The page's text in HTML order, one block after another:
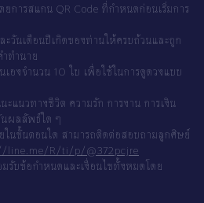
ยการสแกน QR Code ที่กำหนดก่อนเริ่มการ
วันเดือนปีเกิดของท่านให้ครบถ้วนและถูก
ทำนาย
องจำนวน 10 ใบ เพื่อใช้ในการดูดวงแบบ
ะแนวทางชีวิต ความรัก การงาน การเงิน
นผลลัพธ์ใด ๆ
นขั้นตอนใด สามารถติดต่อสอบถามลูกศิษย์
line.me/R/ti/p/@372pcjre
รับข้อกำหนดและเงื่อนไขทั้งหมดโดย